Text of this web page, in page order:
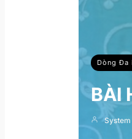
Dòng Đa
BÀI